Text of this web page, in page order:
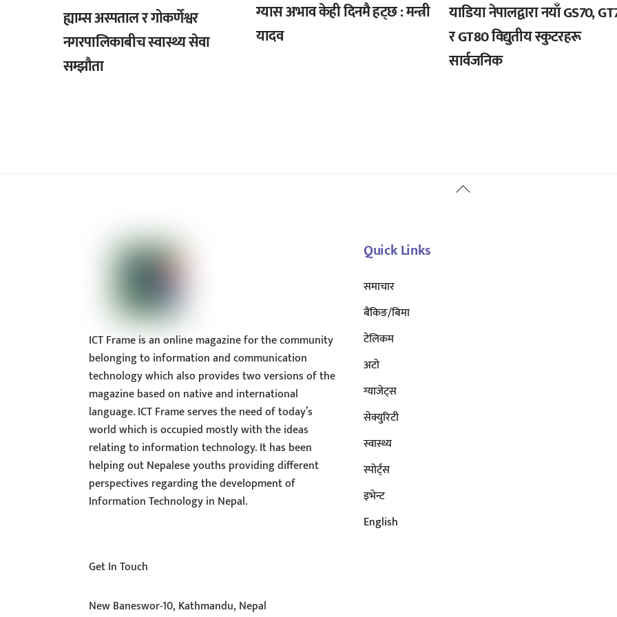
ह्याम्स अस्पताल र गोकर्णेश्वर
नगरपालिकाबीच स्वास्थ्य सेवा
सम्झौता
ग्यास अभाव केही दिनमै हट्छ : मन्त्री
यादव
याडिया नेपालद्वारा नयाँ GS70,
र GT80 विद्युतीय स्कुटरहरू
सार्वजनिक
Back
ICT Frame is an online magazine for the community
belonging to information and communication
technology which also provides two versions of the
magazine based on native and international
language. ICT Frame serves the need of today’s
world which is occupied mostly with the ideas
relating to information technology. It has been
helping out Nepalese youths providing different
perspectives regarding the development of
Information Technology in Nepal.
Quick Links
समाचार
बैंकिङ/बिमा
टेलिकम
अटाे
ग्याजेट्स
सेक्युरिटी
स्वास्थ्य
स्पोर्ट्स
इभेन्ट
English
Get In Touch
New Baneswor-10, Kathmandu, Nepal